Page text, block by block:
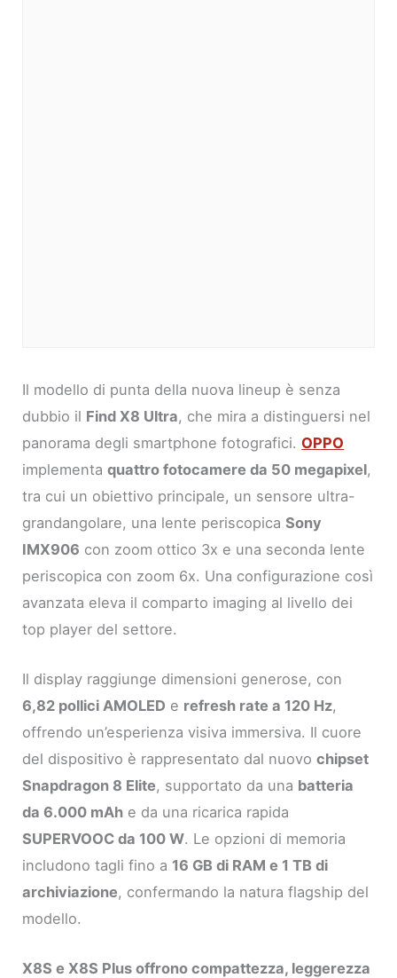
Il modello di punta della nuova lineup è senza
dubbio il Find X8 Ultra, che mira a distinguersi nel
panorama degli smartphone fotografici.OPPO
implementaquattro fotocamere da 50 megapixel,
tra cui un obiettivo principale, un sensore ultra-
grandangolare, una lente periscopicaSony
IMX906 con zoom ottico 3x e una seconda lente
periscopica con zoom 6x. Una configurazione così
avanzata eleva il comparto imaging al livello dei
top player del settore.
Il display raggiunge dimensioni generose, con
6,82 pollici AMOLED e refresh rate a 120 Hz,
offrendo un’esperienza visiva immersiva. Il cuore
del dispositivo è rappresentato dal nuovochipset
Snapdragon 8 Elite, supportato da una batteria
da 6.000 mAh e da una ricarica rapida
SUPERVOOC da 100 W. Le opzioni di memoria
includono tagli fino a 16 GB di RAM e 1 TB di
archiviazione, confermando la natura flagship del
modello.
X8S e X8S Plus offrono compattezza, leggerezza